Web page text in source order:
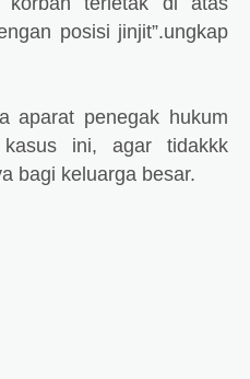
posisi jinjit”.ungkap
aparat penegak hukum
ini, agar tidakkk
bagi keluarga besar.